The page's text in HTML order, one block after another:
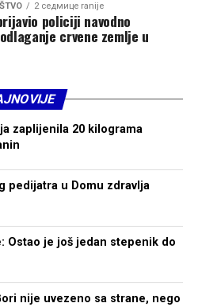
2 седмице ranije
policiji navodno
crvene zemlje u
zaplijenila 20 kilograma
pedijatra u Domu zdravlja
Ostao je još jedan stepenik do
nije uvezeno sa strane, nego